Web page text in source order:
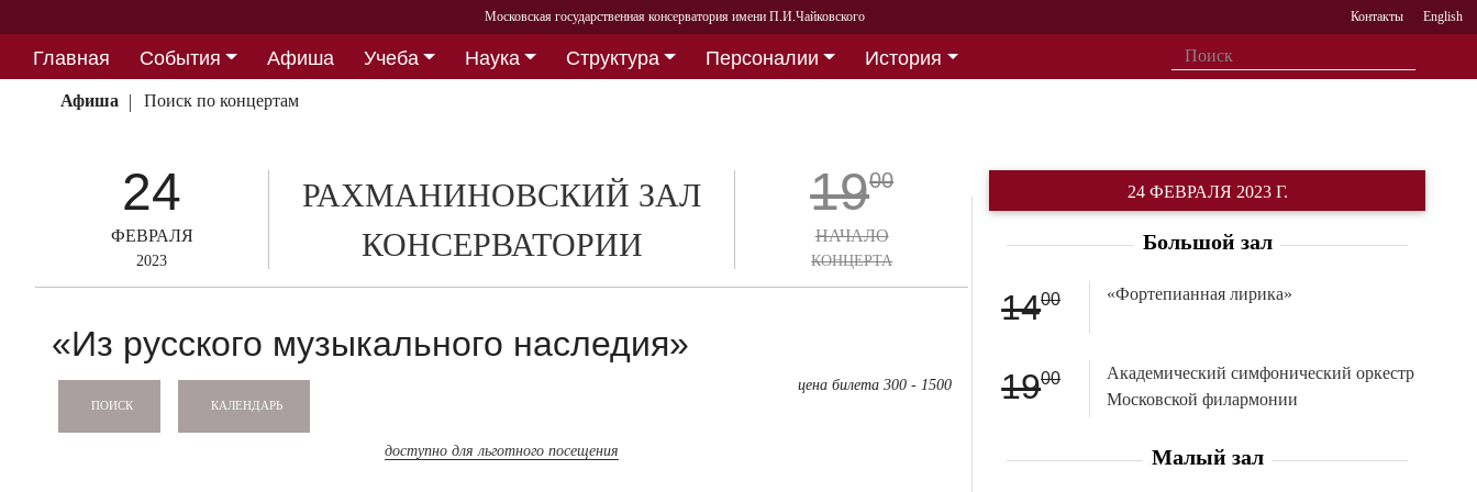
Московская государственная консерватория имени П.И.Чайковского Контакты English
Главная События Афиша Учеба Наука Структура Персоналии
История
Партнерство
Афиша Поиск по концертам
24
ФЕВРАЛЯ
2023
РАХМАНИНОВСКИЙ ЗАЛ
КОНСЕРВАТОРИИ
1900
НАЧАЛО
КОНЦЕРТА
«Из русского музыкального наследия»
ПОИСК КАЛЕНДАРЬ
цена билета 300 - 1500
доступно для льготного посещения
24 ФЕВРАЛЯ 2023 Г.
Большой зал
1400 «Фортепианная лирика»
1900
Академический симфонический оркестр
Московской филармонии
Малый зал